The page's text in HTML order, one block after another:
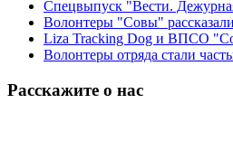
Спецвыпуск "Вести.
Волонтеры "Совы"
Liza Tracking Dog и ВПСО
Волонтеры отряда стали
Расскажите о нас